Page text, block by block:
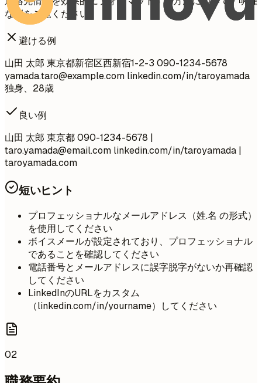
な例をご覧ください。
避ける例
山田 太郎 東京都新宿区西新宿1-2-3 090-1234-5678
yamada.taro@example.com linkedin.com/in/taroyamada
独身、28歳
良い例
山田 太郎 東京都 090-1234-5678 |
taro.yamada@email.com linkedin.com/in/taroyamada |
taroyamada.com
短いヒント
プロフェッショナルなメールアドレス（姓.名 の形式）
を使用してください
ボイスメールが設定されており、プロフェッショナル
であることを確認してください
電話番号とメールアドレスに誤字脱字がないか再確認
してください
LinkedInのURLをカスタム
（linkedin.com/in/yourname）してください
02